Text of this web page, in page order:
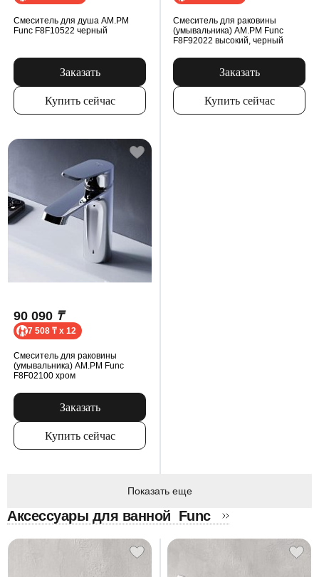
Смеситель для душа AM.PM
Func F8F10522 черный
Заказать
Купить сейчас
Смеситель для раковины
(умывальника) AM.PM Func
F8F92022 высокий, черный
Заказать
Купить сейчас
90 090 ₸
7 508 ₸ x 12
Смеситель для раковины
(умывальника) AM.PM Func
F8F02100 хром
Заказать
Купить сейчас
Показать еще
Аксессуары для ванной Func